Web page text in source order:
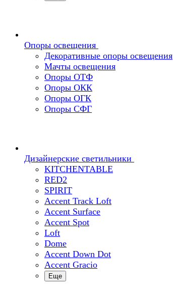
Опоры освещения
Декоративные опоры освещения
Мачты освещения
Опоры ОТФ
Опоры ОКК
Опоры ОГК
Опоры СФГ
Дизайнерские светильники
KITCHENTABLE
RED2
SPIRIT
Accent Track Loft
Accent Surface
Accent Spot
Loft
Dome
Accent Down Dot
Accent Gracio
Еще